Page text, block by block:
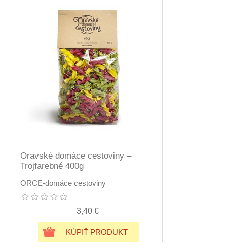
Oravské domáce cestoviny –
Trojfarebné 400g
ORCE-domáce cestoviny
3,40 €
KÚPIŤ PRODUKT